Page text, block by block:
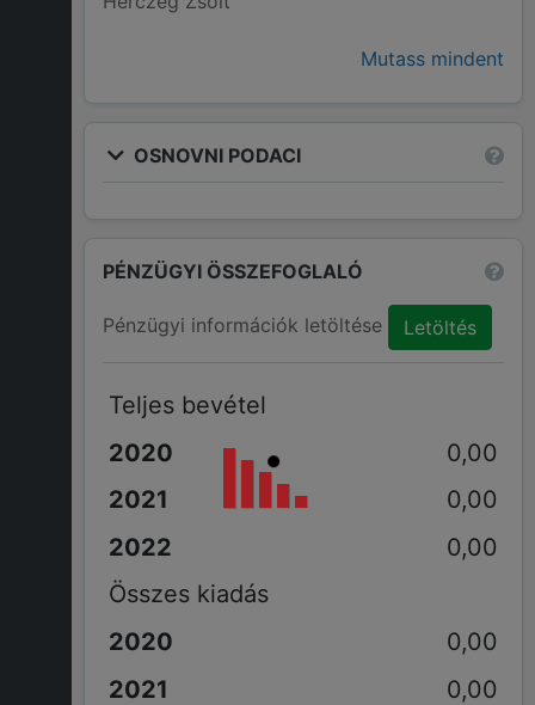
Mutass mindent
OSNOVNI PODACI
PÉNZÜGYI ÖSSZEFOGLALÓ
Pénzügyi információk letöltése Letöltés
Teljes bevétel
0,00
0,00
0,00
Összes kiadás
0,00
0,00